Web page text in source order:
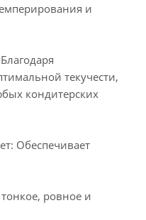
и
текучести,
кондитерских
Обеспечивает
ровное и